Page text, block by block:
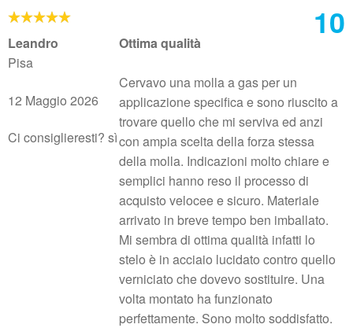
10
Leandro
Pisa
12 Maggio 2026
Ci consiglieresti? sì
Ottima qualità
Cervavo una molla a gas per un
applicazione specifica e sono riuscito a
trovare quello che mi serviva ed anzi
con ampia scelta della forza stessa
della molla. Indicazioni molto chiare e
semplici hanno reso il processo di
acquisto velocee e sicuro. Materiale
arrivato in breve tempo ben imballato.
Mi sembra di ottima qualità infatti lo
stelo è in acciaio lucidato contro quello
verniciato che dovevo sostituire. Una
volta montato ha funzionato
perfettamente. Sono molto soddisfatto.